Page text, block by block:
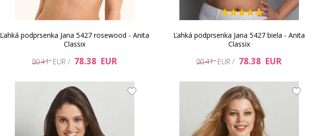
Ľahká podprsenka Jana 5427 rosewood - Anita
Classix
90.41 EUR / 78.38 EUR
Ľahká podprsenka Jana 5427 biela - Anita
Classix
90.41 EUR / 78.38 EUR